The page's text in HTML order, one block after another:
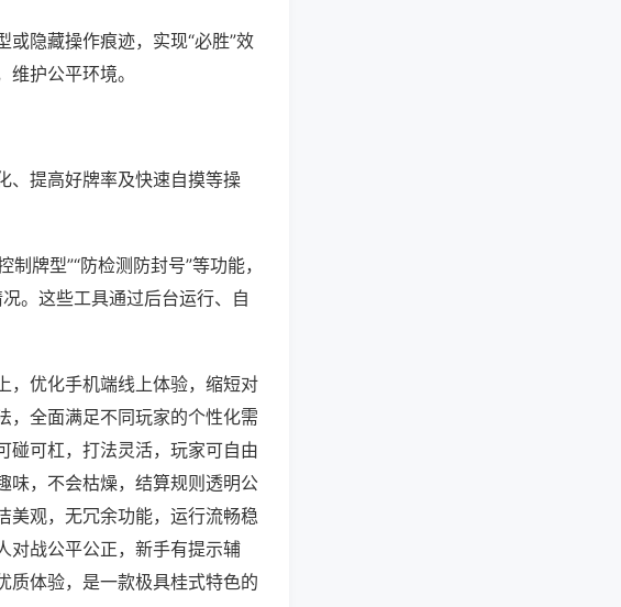
隐藏操作痕迹，实现“必胜”效
护公平环境。
、提高好牌率及快速自摸等操
牌型”“防检测防封号”等功能，
。这些工具通过后台运行、自
，优化手机端线上体验，缩短对
，全面满足不同玩家的个性化需
碰可杠，打法灵活，玩家可自由
味，不会枯燥，结算规则透明公
美观，无冗余功能，运行流畅稳
对战公平公正，新手有提示辅
质体验，是一款极具桂式特色的